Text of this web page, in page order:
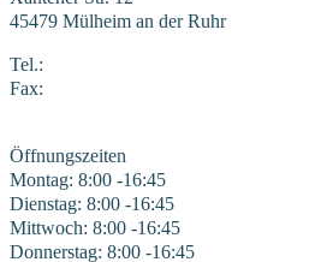
45479 Mülheim an der Ruhr
Tel.:
Fax:
Öffnungszeiten
Montag: 8:00 -16:45
Dienstag: 8:00 -16:45
Mittwoch: 8:00 -16:45
Donnerstag: 8:00 -16:45